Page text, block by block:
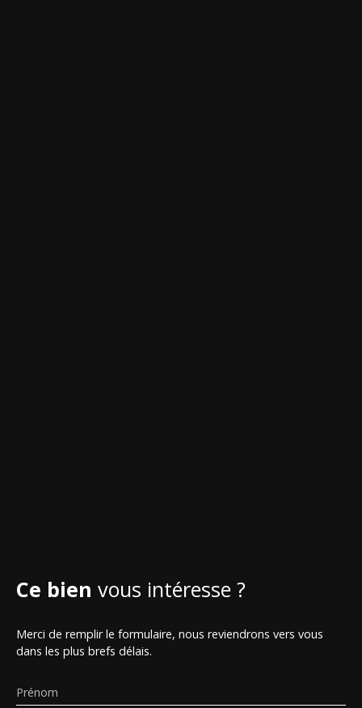
Ce bien vous intéresse ?
Merci de remplir le formulaire, nous reviendrons vers vous
dans les plus brefs délais.
Prénom